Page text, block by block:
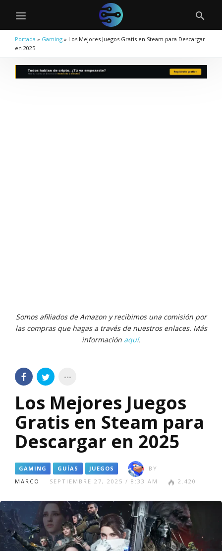
Portada » Gaming » Los Mejores Juegos Gratis en Steam para Descargar
en 2025
Somos afiliados de Amazon y recibimos una comisión por
las compras que hagas a través de nuestros enlaces. Más
información aquí.
Los Mejores Juegos
Gratis en Steam para
Descargar en 2025
GAMING GUÍAS JUEGOS
BY
MARCO
SEPTIEMBRE 27, 2025 / 8:33 AM 2.420